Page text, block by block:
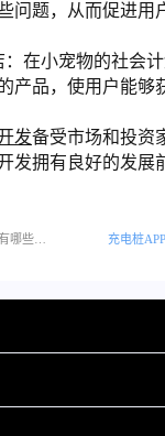
问题，从而促进用
在小宠物的社会
产品，使用户能够
发备受市场和投资
发拥有良好的发展